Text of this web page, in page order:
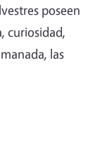
poseen
curiosidad,
las